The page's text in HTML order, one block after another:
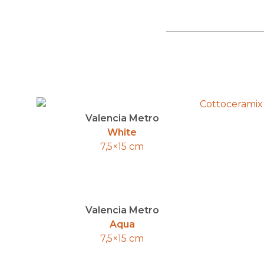
Valencia Metro
White
7,5×15 cm
Valencia Metro
Aqua
7,5×15 cm